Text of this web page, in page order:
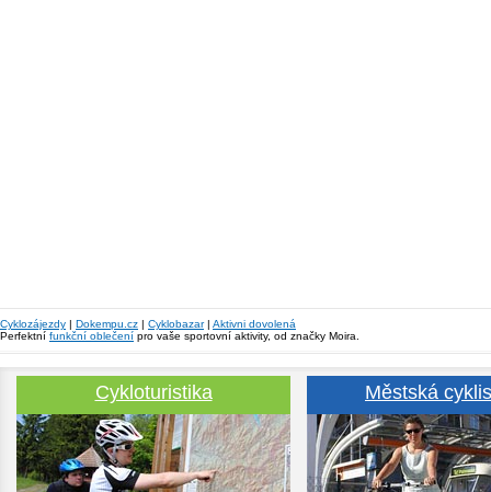
Cyklozájezdy | Dokempu.cz | Cyklobazar| Aktivni dovolená
Perfektní funkční oblečení pro vaše sportovní aktivity, od značky Moira.
Cykloturistika Městská